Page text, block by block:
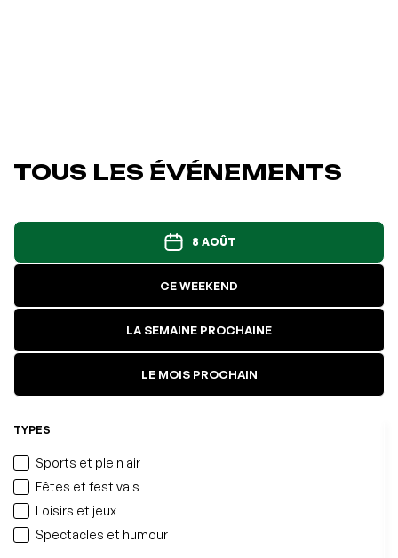
TOUS LES ÉVÉNEMENTS
8 AOÛT
CE WEEKEND
LA SEMAINE PROCHAINE
LE MOIS PROCHAIN
TYPES
Sports et plein air
Fêtes et festivals
Loisirs et jeux
Spectacles et humour